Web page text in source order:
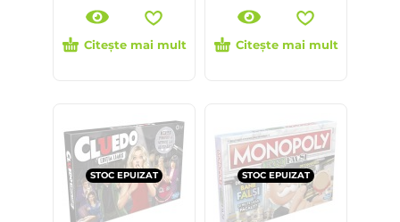
Citește mai mult Citește mai mult
STOC EPUIZAT STOC EPUIZAT